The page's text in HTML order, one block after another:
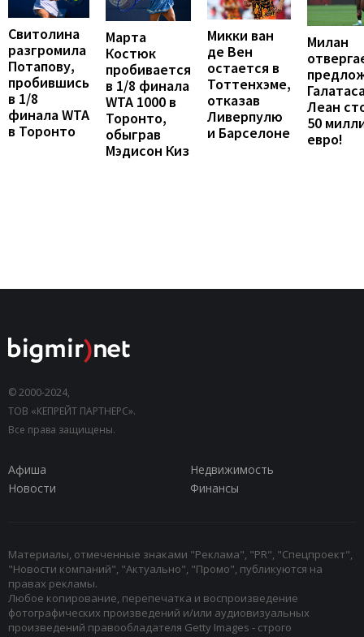
Свитолина
разгромила
Потапову,
пробившись
в 1/8
финала WTA
в Торонто
Марта
Костюк
пробивается
в 1/8 финала
WTA 1000 в
Торонто,
обыграв
Мэдисон Киз
Микки ван
де Вен
остается в
Тоттенхэме,
отказав
Ливерпулю
и Барселоне
Милан
Леан
50
евро!
© 2000-2024,
ТОВ «КЕПРЕЙТ ПАРТНЕРС».
Все права защищены.
Афиша
Недвижимость
Новости
Финансы
Материалы, отмеченные знаками "Реклама", "PR", "Спецпроект",
"Новости компаний", "Актуально", "Промо", публикуются на
правах рекламы.
Любое копирование, перепечатка и воспроизведение
фотографических произведений и/или аудиовизуальных
произведений правообладателя Getty Images - строго